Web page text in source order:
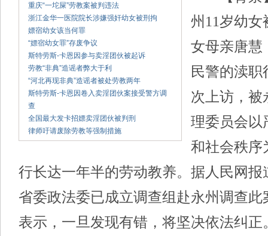
重庆“一坨屎”劳教案被判违法
浙江金华一医院院长涉嫌强奸幼女被刑拘
嫖宿幼女该当何罪
“嫖宿幼女罪”存废争议
斯特劳斯-卡恩因参与卖淫团伙被起诉
劳教“非典”造谣者弊大于利
“河北再现非典”造谣者被处劳教两年
斯特劳斯-卡恩因卷入卖淫团伙案接受警方调
查
全国最大发卡招嫖卖淫团伙被判刑
律师吁请废除劳教等强制措施
州11岁幼女
女母亲唐慧
民警的渎
次上访，被
理委员会以
和社会秩序
行长达一年半的劳动教养。据人民网报
省委政法委已成立调查组赴永州调查
表示，一旦发现有错，将坚决依法纠正